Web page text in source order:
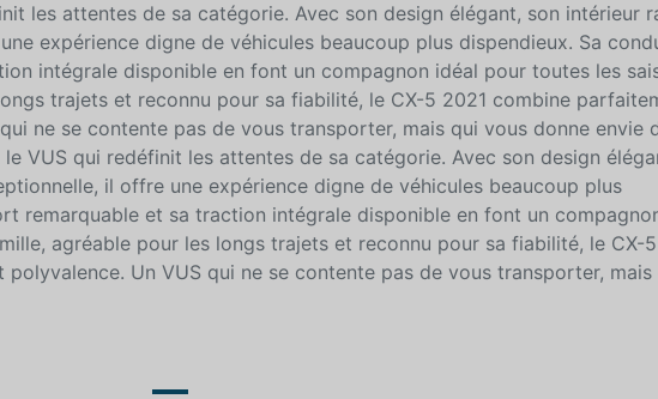
les attentes de sa catégorie. Avec son design élégant, son intérieur
expérience digne de véhicules beaucoup plus dispendieux. Sa
intégrale disponible en font un compagnon idéal pour toutes les
trajets et reconnu pour sa fiabilité, le CX-5 2021 combine
ne se contente pas de vous transporter, mais qui vous donne envie
VUS qui redéfinit les attentes de sa catégorie. Avec son design
il offre une expérience digne de véhicules beaucoup plus
remarquable et sa traction intégrale disponible en font un
agréable pour les longs trajets et reconnu pour sa fiabilité, le CX-
Un VUS qui ne se contente pas de vous transporter, mais